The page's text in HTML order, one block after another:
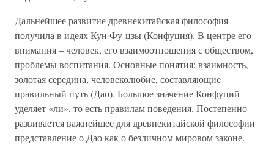
Дальнейшее развитие древнекитайская философия
получила в идеях Кун Фу-цзы (Конфуция). В центре его
внимания – человек, его взаимоотношения с обществом,
проблемы воспитания. Основные понятия: взаимность,
золотая середина, человеколюбие, составляющие
правильный путь (Дао). Большое значение Конфуций
уделяет «ли», то есть правилам поведения. Постепенно
развивается важнейшее для древнекитайской философии
представление о Дао как о безличном мировом законе.